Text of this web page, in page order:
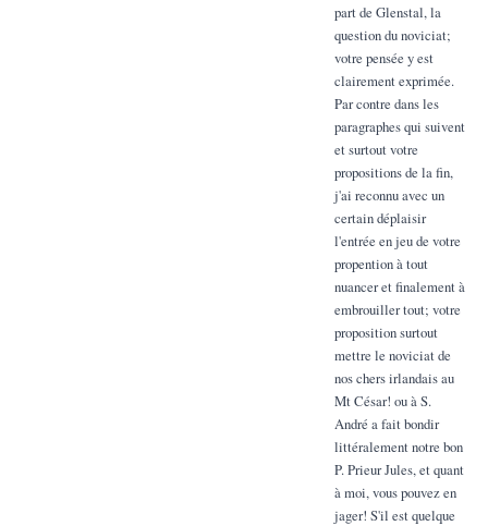
part de Glenstal, la
question du noviciat;
votre pensée y est
clairement exprimée.
Par contre dans les
paragraphes qui suivent
et surtout votre
propositions de la fin,
j'ai reconnu avec un
certain déplaisir
l'entrée en jeu de votre
propention à tout
nuancer et finalement à
embrouiller tout; votre
proposition surtout
mettre le noviciat de
nos chers irlandais au
Mt César! ou à S.
André a fait bondir
littéralement notre bon
P. Prieur Jules, et quant
à moi, vous pouvez en
jager! S'il est quelque